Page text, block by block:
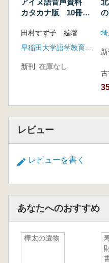
アイヌ語音声資料
カタカナ版 10冊セ
田村すず子 編著
早稲田大学語学教育研究所
新刊 在庫なし
新
レビュー
レビューを書く
あなたへのおすすめ
樺太の遺物